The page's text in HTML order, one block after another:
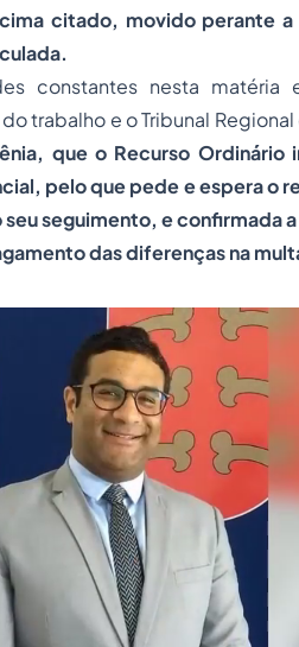
citado, movido perante a
constantes nesta matéria
trabalho e o Tribunal Regional
que o Recurso Ordinário
pelo que pede e espera o
seguimento, e confirmada
das diferenças na